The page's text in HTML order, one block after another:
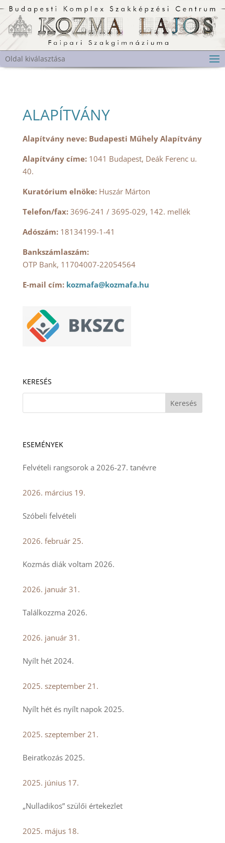
Oldal kiválasztása
ALAPÍTVÁNY
Alapítvány neve: Budapesti Műhely Alapítvány
Alapítvány címe:1041 Budapest, Deák Ferenc u.
40.
Kuratórium elnöke:Huszár Márton
Telefon/fax:3696-241 / 3695-029, 142. mellék
Adószám:18134199-1-41
Bankszámlaszám:
OTP Bank, 11704007-22054564
E-mail cím: kozmafa@kozmafa.hu
KERESÉS
ESEMÉNYEK
Felvételi rangsorok a 2026-27. tanévre
2026. március 19.
Szóbeli felvételi
2026. február 25.
Kozmás diák voltam 2026.
2026. január 31.
Találkozzma 2026.
2026. január 31.
Nyílt hét 2024.
2025. szeptember 21.
Nyílt hét és nyílt napok 2025.
2025. szeptember 21.
Beiratkozás 2025.
2025. június 17.
„Nulladikos” szülői értekezlet
2025. május 18.